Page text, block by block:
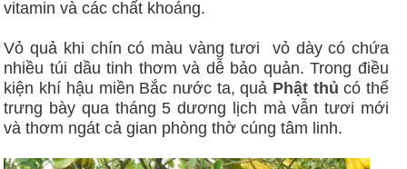
vitamin và các chất khoáng.
Vỏ quả khi chín có màu vàng tươi vỏ dày có chứa
nhiều túi dầu tinh thơm và dễ bảo quản. Trong điều
kiện khí hậu miền Bắc nước ta, quả Phật thủ có thể
trưng bày qua tháng 5 dương lịch mà vẫn tươi mới
và thơm ngát cả gian phòng thờ cúng tâm linh.